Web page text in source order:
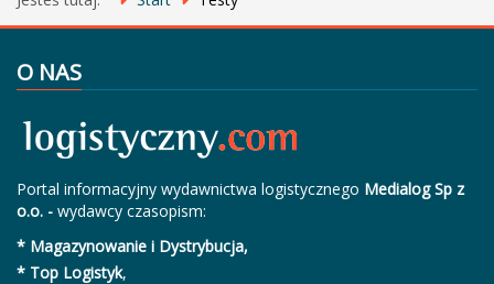
O NAS
Portal informacyjny wydawnictwa logistycznego Medialog Sp z
o.o. - wydawcy czasopism:
* Magazynowanie i Dystrybucja,
* Top Logistyk,